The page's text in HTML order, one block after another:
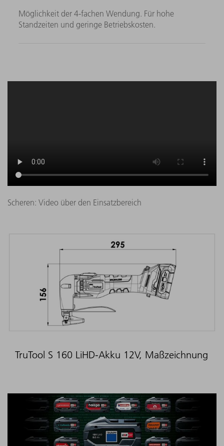
Möglichkeit der 4-fachen Wendung. Für hohe
Standzeiten und geringe Betriebskosten.
Scheren: Video über den Einsatzbereich
TruTool S 160 LiHD-Akku 12V, Maßzeichnung